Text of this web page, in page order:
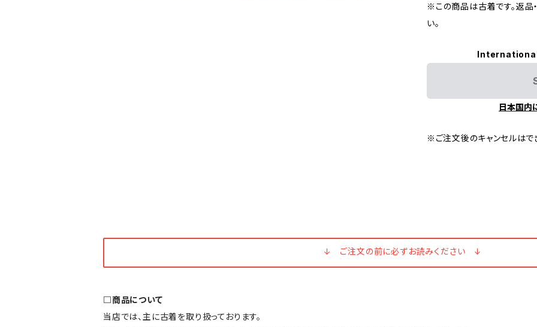
※この商品は古着です。返品
い。
日本国内
※ご注文後のキャンセルはで
↓ ご注文の前に必ずお読みください ↓
□商品について
当店では、主に古着を取り扱っております。